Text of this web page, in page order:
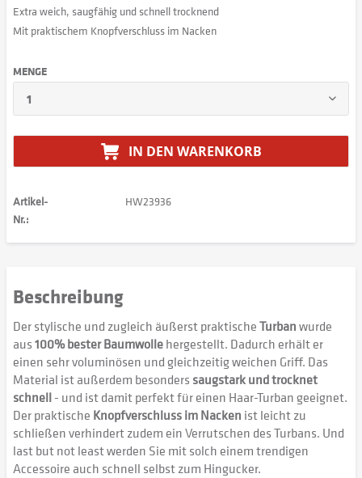
Extra weich, saugfähig und schnell trocknend
Mit praktischem Knopfverschluss im Nacken
MENGE
IN DEN WARENKORB
Artikel-
Nr.:
HW23936
Beschreibung
Der stylische und zugleich äußerst praktischeTurbanwurde
aus100% bester Baumwollehergestellt. Dadurch erhält er
einen sehr voluminösen und gleichzeitig weichen Griff. Das
Material ist außerdem besonders saugstark und trocknet
schnell- und ist damit perfekt für einen Haar-Turban geeignet.
Der praktische Knopfverschluss im Nacken ist leicht zu
schließen verhindert zudem ein Verrutschen des Turbans. Und
last but not least werden Sie mit solch einem trendigen
Accessoire auch schnell selbst zum Hingucker.